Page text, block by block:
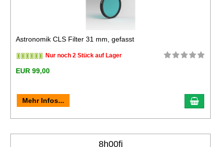
Astronomik CLS Filter 31 mm, gefasst
Nur noch 2 Stück auf Lager
EUR 99,00
Mehr Infos...
8h00fj